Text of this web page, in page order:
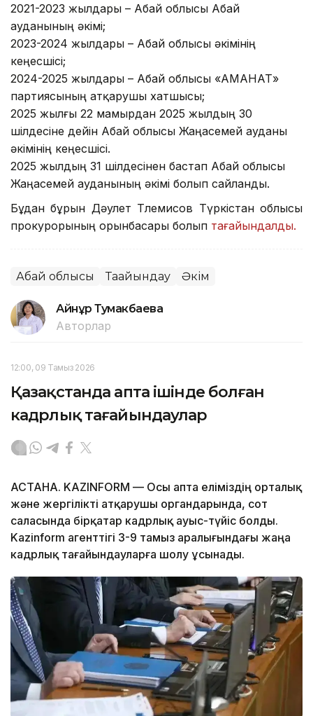
2021-2023 жылдары – Абай облысы Абай
ауданының әкімі;
2023-2024 жылдары – Абай облысы әкімінің
кеңесшісі;
2024-2025 жылдары – Абай облысы «АМАНАТ»
партиясының атқарушы хатшысы;
2025 жылғы 22 мамырдан 2025 жылдың 30
шілдесіне дейін Абай облысы Жаңасемей ауданы
әкімінің кеңесшісі.
2025 жылдың 31 шілдесінен бастап Абай облысы
Жаңасемей ауданының әкімі болып сайланды.
Бұдан бұрын Дәулет Тлемисов Түркістан облысы
прокурорының орынбасары болып тағайындалды.
Абай облысы Тағайындау Әкім
Айнұр Тумакбаева
Авторлар
12:00, 09 Тамыз 2026
Қазақстанда апта ішінде болған
кадрлық тағайындаулар
АСТАНА. KAZINFORM — Осы апта еліміздің орталық
және жергілікті атқарушы органдарында, сот
саласында бірқатар кадрлық ауыс-түйіс болды.
Kazinform агенттігі 3-9 тамыз аралығындағы жаңа
кадрлық тағайындауларға шолу ұсынады.